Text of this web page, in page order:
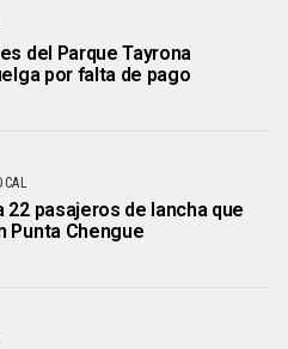
del Parque Tayrona
por falta de pago
22 pasajeros de lancha que
Punta Chengue